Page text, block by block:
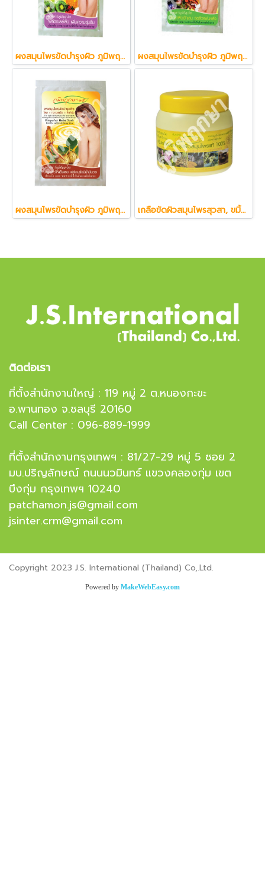
ผงสมุนไพรขัดบำรุงผิว ภูมิพฤกษา๑๕ สูตร ผลไม้ + นม + โยเกิร์ต (20 g.) ผงสมุนไพรขัดบำรุงผิว ภูมิพฤกษา๑๕ สูตร ขมิ้น + ไพล + เปลือกมังคุด (20 g.)
ผงสมุนไพรขัดบำรุงผิว ภูมิพฤกษา๑๕ สูตร โสม + กวาวเครือขาว + โยเกิร์ต (20 g.) เกลือขัดผิวสมุนไพรสุวสา, ขมิ้น, ไพล ภูมิพฤกษา๑๕ สูตรโบราณ (500g.)
ติดต่อเรา
ที่ตั้งสำนักงานใหญ่ : 119 หมู่ 2 ต.หนองกะขะ
อ.พานทอง จ.ชลบุรี 20160
Call Center : 096-889-1999
ที่ตั้งสำนักงานกรุงเทพฯ : 81/27-29 หมู่ 5 ซอย 2
มบ.ปริญลักษณ์ ถนนนวมินทร์ แขวงคลองกุ่ม เขต
บึงกุ่ม กรุงเทพฯ 10240
patchamon.js@gmail.com
jsinter.crm@gmail.com
Copyright 2023 J.S. International (Thailand) Co,.Ltd.
Powered by MakeWebEasy.com